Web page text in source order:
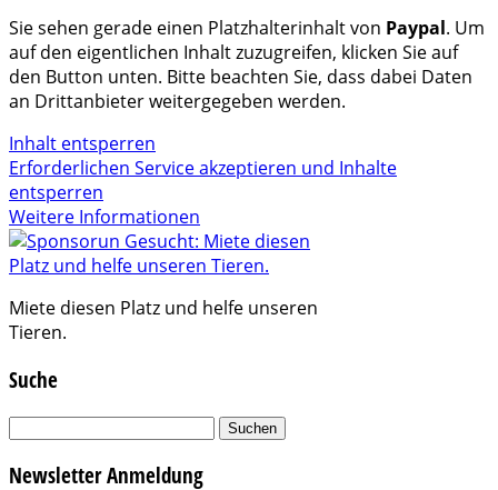
Sie sehen gerade einen Platzhalterinhalt von Paypal. Um
auf den eigentlichen Inhalt zuzugreifen, klicken Sie auf
den Button unten. Bitte beachten Sie, dass dabei Daten
an Drittanbieter weitergegeben werden.
Inhalt entsperren
Erforderlichen Service akzeptieren und Inhalte
entsperren
Weitere Informationen
Miete diesen Platz und helfe unseren
Tieren.
Suche
Suchen
Newsletter Anmeldung